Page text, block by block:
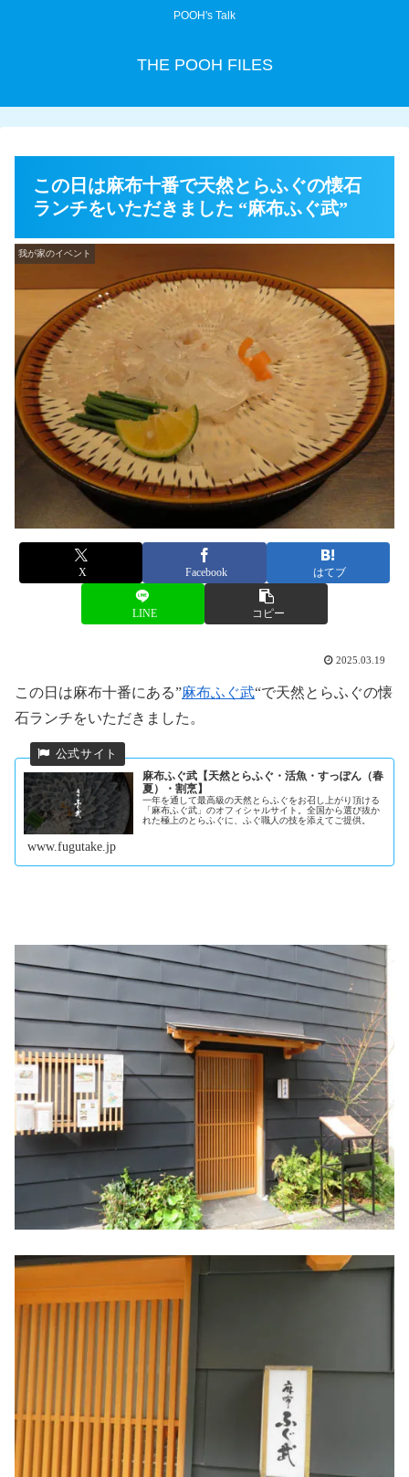
POOH's Talk
THE POOH FILES
この日は麻布十番で天然とらふぐの懐石
ランチをいただきました “麻布ふぐ武”
我が家のイベント
X Facebook はてブ
LINE コピー
2025.03.19
この日は麻布十番にある”麻布ふぐ武“で天然とらふぐの懐
石ランチをいただきました。
麻布ふぐ武【天然とらふぐ・活魚・すっぽん（春
夏）・割烹】
一年を通して最高級の天然とらふぐをお召し上がり頂ける
「麻布ふぐ武」のオフィシャルサイト。全国から選び抜か
れた極上のとらふぐに、ふぐ職人の技を添えてご提供。
www.fugutake.jp